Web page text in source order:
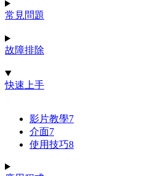
常見問題
故障排除
快速上手
影片教學7
介面7
使用技巧8